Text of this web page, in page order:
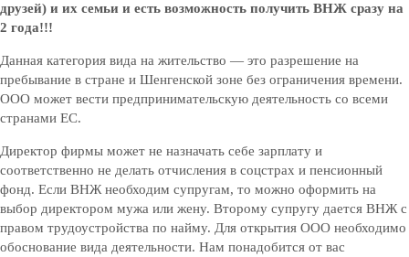
друзей) и их семьи и есть возможность получить ВНЖ сразу на
2 года!!!
Данная категория вида на жительство — это разрешение на
пребывание в стране и Шенгенской зоне без ограничения времени.
ООО может вести предпринимательскую деятельность со всеми
странами ЕС.
Директор фирмы может не назначать себе зарплату и
соответственно не делать отчисления в соцстрах и пенсионный
фонд. Если ВНЖ необходим супругам, то можно оформить на
выбор директором мужа или жену. Второму супругу дается ВНЖ с
правом трудоустройства по найму. Для открытия ООО необходимо
обоснование вида деятельности. Нам понадобится от вас